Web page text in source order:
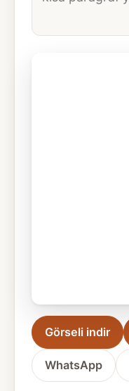
Görseli indir
WhatsApp